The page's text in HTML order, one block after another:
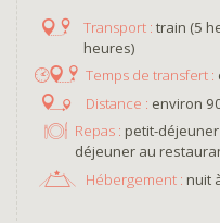
train (5
heures)
environ
Repas : petit-
déjeuner au
Hébergement : nuit